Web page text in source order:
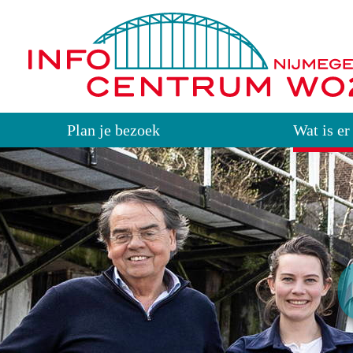
Plan je bezoek Wat is er